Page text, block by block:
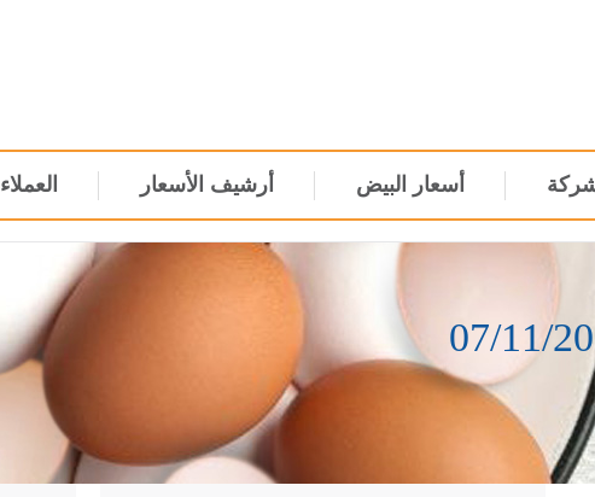
أسعار البيض أرشيف الأسعار العملاء